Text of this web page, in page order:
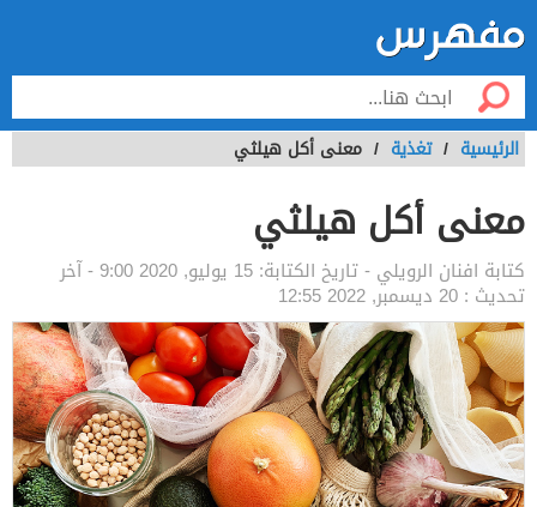
الرئيسية / تغذية / معنى أكل هيلثي
معنى أكل هيلثي
كتابة افنان الرويلي - تاريخ الكتابة: 15 يوليو, 2020 9:00 - آخر
تحديث : 20 ديسمبر, 2022 12:55